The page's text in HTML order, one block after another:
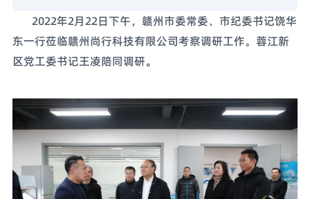
2022年2月22日下午，赣州市委常委、市纪委书记饶华
东一行莅临赣州尚行科技有限公司考察调研工作。蓉江新
区党工委书记王凌陪同调研。